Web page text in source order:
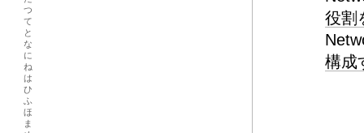
つ
て
と
な
に
ね
は
ひ
ふ
ほ
ま
役割
構成